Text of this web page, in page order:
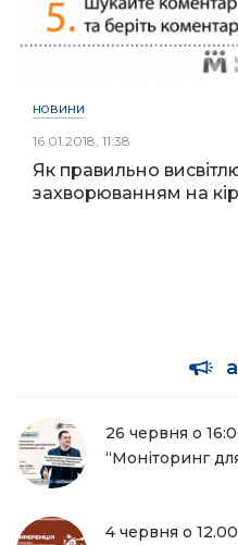
НОВИНИ
16.01.2018, 11:38
Як правильно
захворюванням на кір
26 червня о
“Моніторинг
4 червня о